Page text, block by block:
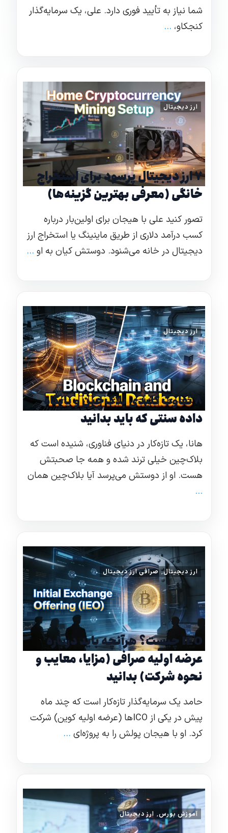
شما نیاز به تأیید فوری دارد. علی، یک سرمایه‌گذار
کنجکاو، ...
ارز دیجیتال
۷ ارز دیجیتال پرسود برای استخراج
خانگی (معرفی بهترین گزینه‌ها)
تصور کنید علی با هیجان برای اولین‌بار درباره
کسب درآمد دلاری از طریق ماینینگ یا استخراج ارز
دیجیتال در خانه می‌شنود. دوستش کیان به او ...
ارز دیجیتال
۸ تفاوت کلیدی بلاک‌چین و پایگاه‌
داده سنتی که باید بدانید
هانا، یک تازه‌کار در دنیای فناوری، شنیده است که
بلاک‌چین خیلی ترند شده و همه جا صحبتش
هست. او از دوستش می‌پرسد آیا بلاک‌چین همان
...
ارز دیجیتال,صرافی ارز دیجیتال
IEO چیست؟ هرآنچه باید درباره
عرضه اولیه صرافی (مزایا، معایب و
نحوه شرکت) بدانید
حامد یک سرمایه‌گذار تازه‌کار است که چند ماه
پیش در یکی از ICOها (عرضه اولیه کوین) شرکت
کرد. او با هیجان پولش را به پروژه‌ای ...
آموزش بورس, ارز دیجیتال